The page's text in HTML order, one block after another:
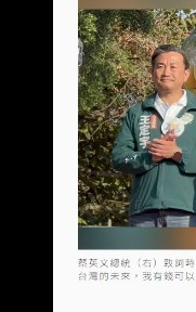
已經砍了快十
= 事實不就證